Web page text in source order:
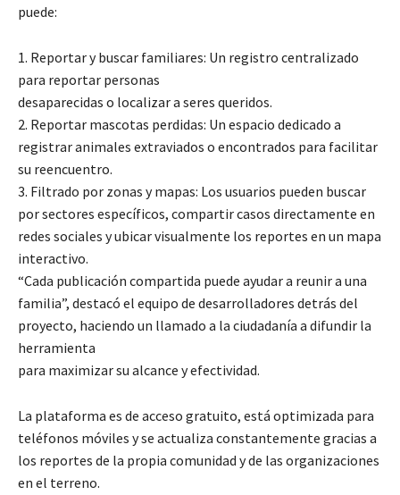
puede:
1. Reportar y buscar familiares: Un registro centralizado
para reportar personas
desaparecidas o localizar a seres queridos.
2. Reportar mascotas perdidas: Un espacio dedicado a
registrar animales extraviados o encontrados para facilitar
su reencuentro.
3. Filtrado por zonas y mapas: Los usuarios pueden buscar
por sectores específicos, compartir casos directamente en
redes sociales y ubicar visualmente los reportes en un mapa
interactivo.
“Cada publicación compartida puede ayudar a reunir a una
familia”, destacó el equipo de desarrolladores detrás del
proyecto, haciendo un llamado a la ciudadanía a difundir la
herramienta
para maximizar su alcance y efectividad.
La plataforma es de acceso gratuito, está optimizada para
teléfonos móviles y se actualiza constantemente gracias a
los reportes de la propia comunidad y de las organizaciones
en el terreno.